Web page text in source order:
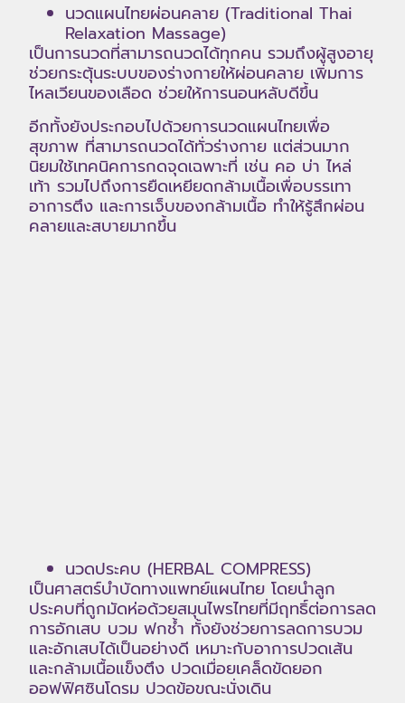
นวดแผนไทยผ่อนคลาย (Traditional Thai
Relaxation Massage)
เป็นการนวดที่สามารถนวดได้ทุกคน รวมถึงผู้สูงอายุ
ช่วยกระตุ้นระบบของร่างกายให้ผ่อนคลาย เพิ่มการ
ไหลเวียนของเลือด ช่วยให้การนอนหลับดีขึ้น
อีกทั้งยังประกอบไปด้วยการนวดแผนไทยเพื่อ
สุขภาพ ที่สามารถนวดได้ทั่วร่างกาย แต่ส่วนมาก
นิยมใช้เทคนิคการกดจุดเฉพาะที่ เช่น คอ บ่า ไหล่
เท้า รวมไปถึงการยืดเหยียดกล้ามเนื้อเพื่อบรรเทา
อาการตึง และการเจ็บของกล้ามเนื้อ ทำให้รู้สึกผ่อน
คลายและสบายมากขึ้น
นวดประคบ (HERBAL COMPRESS)
เป็นศาสตร์บำบัดทางแพทย์แผนไทย โดยนำลูก
ประคบที่ถูกมัดห่อด้วยสมุนไพรไทยที่มีฤทธิ์ต่อการลด
การอักเสบ บวม ฟกช้ำ ทั้งยังช่วยการลดการบวม
และอักเสบได้เป็นอย่างดี เหมาะกับอาการปวดเส้น
และกล้ามเนื้อแข็งตึง ปวดเมื่อยเคล็ดขัดยอก
ออฟฟิศซินโดรม ปวดข้อขณะนั่งเดิน